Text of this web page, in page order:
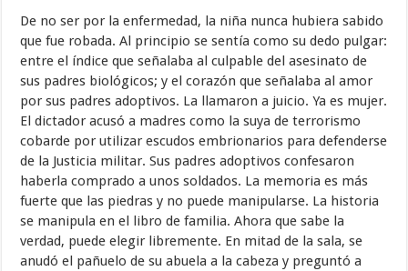
De no ser por la enfermedad, la niña nunca hubiera sabido
que fue robada. Al principio se sentía como su dedo pulgar:
entre el índice que señalaba al culpable del asesinato de
sus padres biológicos; y el corazón que señalaba al amor
por sus padres adoptivos. La llamaron a juicio. Ya es mujer.
El dictador acusó a madres como la suya de terrorismo
cobarde por utilizar escudos embrionarios para defenderse
de la Justicia militar. Sus padres adoptivos confesaron
haberla comprado a unos soldados. La memoria es más
fuerte que las piedras y no puede manipularse. La historia
se manipula en el libro de familia. Ahora que sabe la
verdad, puede elegir libremente. En mitad de la sala, se
anudó el pañuelo de su abuela a la cabeza y preguntó a